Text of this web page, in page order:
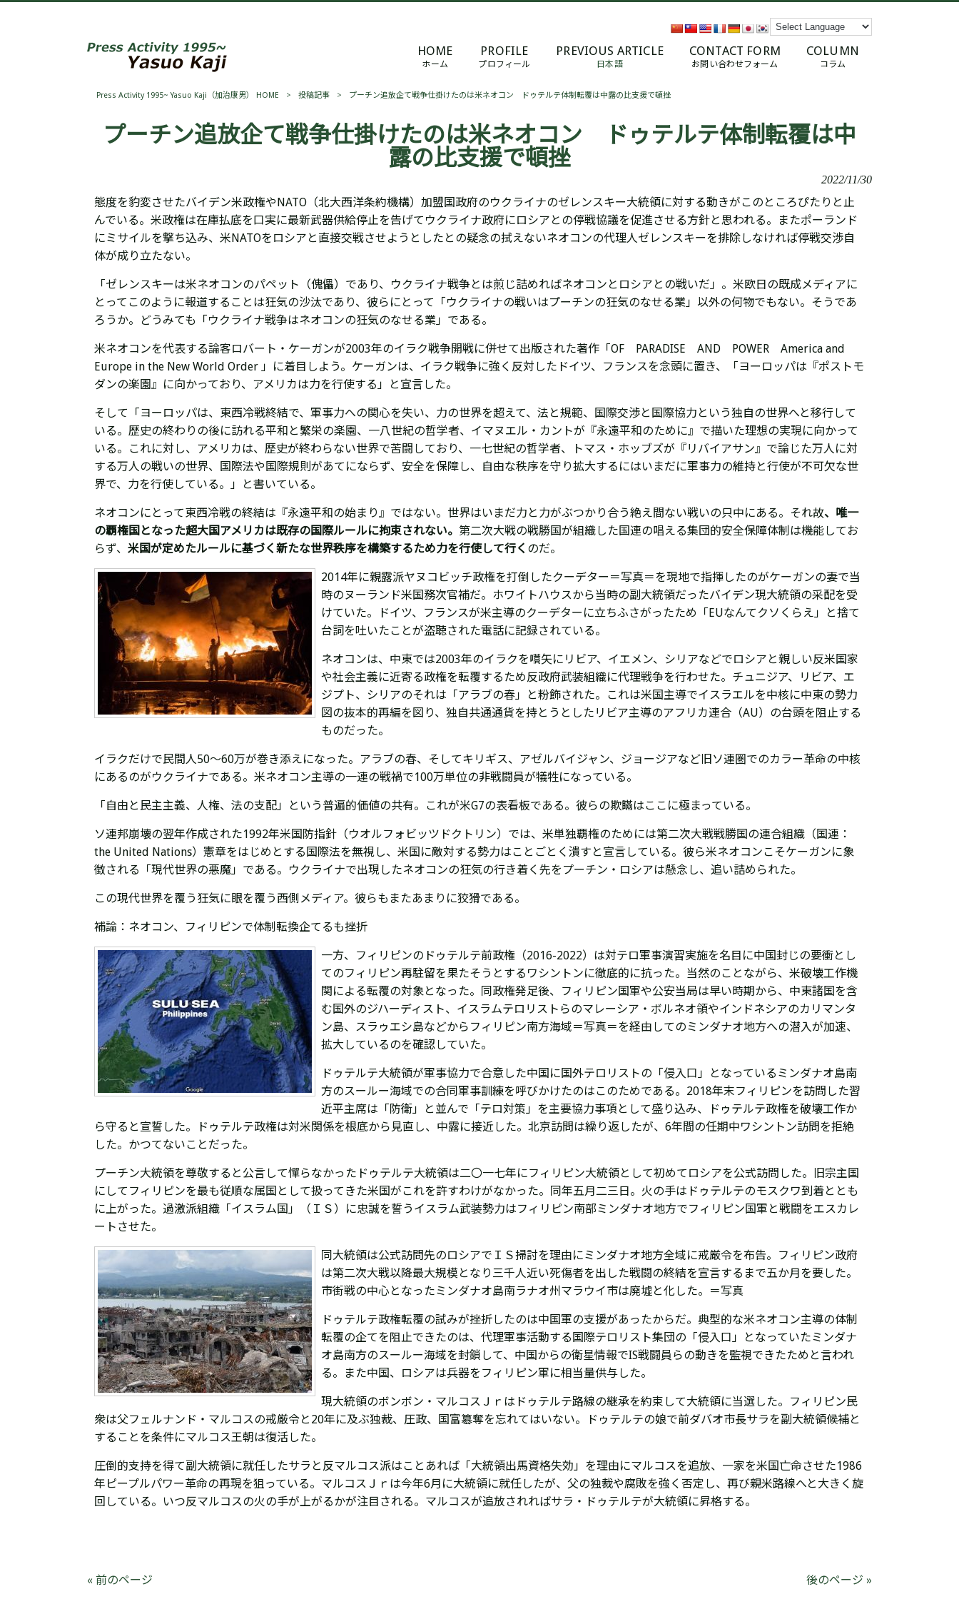
HOME
ホーム
PROFILE
プロフィール
PREVIOUS ARTICLE
日本語
CONTACT FORM
お問い合わせフォーム
COLUMN
コラム
Press Activity 1995~ Yasuo Kaji（加治康男） HOME > 投稿記事 > プーチン追放企て戦争仕掛けたのは米ネオコン ドゥテルテ体制転覆は中露の比支援で頓挫
プーチン追放企て戦争仕掛けたのは米ネオコン ドゥテルテ体制転覆は中
露の比支援で頓挫
2022/11/30
態度を豹変させたバイデン米政権やNATO（北大西洋条約機構）加盟国政府のウクライナのゼレンスキー大統領に対する動きがこのところぴたりと止
んでいる。米政権は在庫払底を口実に最新武器供給停止を告げてウクライナ政府にロシアとの停戦協議を促進させる方針と思われる。またポーランド
にミサイルを撃ち込み、米NATOをロシアと直接交戦させようとしたとの疑念の拭えないネオコンの代理人ゼレンスキーを排除しなければ停戦交渉自
体が成り立たない。
「ゼレンスキーは米ネオコンのパペット（傀儡）であり、
ウクライナ戦争とは煎じ詰めればネオコンとロシアとの戦いだ」。米欧日の既成メディアに
とってこのように報道することは狂気の沙汰であり、彼らにとって「ウクライナの戦いはプーチンの狂気のなせる業」以外の何物でもない。そうであ
ろうか。どうみても
「ウクライナ戦争はネオコンの狂気のなせる業」である。
米ネオコンを代表する論客ロバート・ケーガンが2003年のイラク戦争開戦に併せて出版された著作「OF PARADISE AND POWER America and
Europe in the New World Order 」に着目しよう。 ケーガンは、 イラク戦争に強く反対したドイツ、フランスを念頭に置き、「ヨーロッパは『ポストモ
ダンの楽園』に向かっており、アメリカは力を行使する」と宣言した。
そして「ヨーロッパは、 東西冷戦終結で、軍事力への関心を失い、力の世界を超えて、法と規範、国際交渉と国際協力という独自の世界へと移行して
いる。歴史の終わりの後に訪れる平和と繁栄の楽園、一八世紀の哲学者、イマヌエル・カントが『永遠平和のために』で描いた理想の実現に向かって
いる。これに対し、アメリカは、歴史が終わらない世界で苦闘しており、一七世紀の哲学者、トマス・ホッブズが『リバイアサン』で論じた万人に対
する万人の戦いの世界、国際法や国際規則があてにならず、安全を保障し、自由な秩序を守り拡大するにはいまだに軍事力の維持と行使が不可欠な世
界で、力を行使している。」と書いている。
ネオコンにとって東西冷戦の終結は『永遠平和の始まり』ではない。世界はいまだ力と力がぶつかり合う絶え間ない戦いの只中にある。それ故、唯一
の覇権国となった超大国アメリカは既存の国際ルールに拘束されない。 第二次大戦の戦勝国が組織した国連の唱える集団的安全保障体制は機能してお
らず、 米国が定めたルールに基づく新たな世界秩序を構築するため力を行使して行く のだ。
2014年に親露派ヤヌコビッチ政権を打倒したクーデター＝写真＝を現地で指揮したのがケーガンの妻で当
時のヌーランド米国務次官補だ。 ホワイトハウスから当時の副大統領だったバイデン現大統領の采配を受
けていた。ドイツ、フランスが米主導のクーデターに立ちふさがったため「EUなんてクソくらえ」と捨て
台詞を吐いたことが盗聴された電話に記録されている。
ネオコンは、中東では2003年のイラクを嚆矢にリビア、イエメン、シリアなどでロシアと親しい反米国家
や社会主義に近寄る政権を転覆するため反政府武装組織に代理戦争を行わせた。チュニジア、リビア、エ
ジプト、シリアのそれは「アラブの春」
と粉飾された。これは米国主導でイスラエルを中核に中東の勢力
図の抜本的再編を図り、独自共通通貨を持とうとしたリビア主導のアフリカ連合（AU）の台頭を阻止する
ものだった。
イラクだけで民間人50～60万が巻き添えになった。アラブの春、そしてキリギス、アゼルバイジャン、ジョージアなど旧ソ連圏でのカラー革命の中核
にあるのがウクライナである。米ネオコン主導の一連の戦禍で100万単位の非戦闘員が犠牲になっている。
「自由と民主主義、人権、法の支配」という普遍的価値の共有。これが米G7の表看板である。彼らの欺瞞はここに極まっている。
ソ連邦崩壊の翌年作成された1992年米国防指針（ウオルフォビッツドクトリン）では、 米単独覇権のためには第二次大戦戦勝国の連合組織（国連：
the United Nations）憲章をはじめとする国際法を無視し、米国に敵対する勢力はことごとく潰すと宣言している。彼ら米ネオコンこそケーガンに象
徴される「現代世界の悪魔」である。
ウクライナで出現したネオコンの狂気の行き着く先を プーチン・ロシアは懸念し、 追い詰められた。
この現代世界を覆う狂気に眼を覆う西側メディア。彼らもまたあまりに狡猾である。
補論： ネオコン、 フィリピンで体制転換企てるも挫折
一方、フィリピンのドゥテルテ前政権（2016-2022）は対テロ軍事演習実施を名目に中国封じの要衝とし
てのフィリピン再駐留を果たそうとする ワシントンに徹底的に抗った。当然のことながら、米破壊工作機
関による転覆の対象となった。同政権発足後、フィリピン国軍や公安当局は早い時期から、中東諸国を含
む国外のジハーディスト、イスラムテロリストらのマレーシア・ボルネオ領やインドネシアのカリマンタ
ン島、スラゥエシ島などからフィリピン南方海域＝写真＝を経由してのミンダナオ地方への潜入が加速、
拡大しているのを確認していた。
ドゥテルテ大統領が軍事協力で合意した中国に国外テロリストの「侵入口」となっているミンダナオ島南
方のスールー海域での合同軍事訓練を呼びかけたのはこのためである。2018年末フィリピンを訪問した習
近平主席は 「防衛」と並んで「テロ対策」を主要協力事項として盛り込み、ドゥテルテ政権を破壊工作か
ら守ると宣誓した。ドゥテルテ政権は対米関係を根底から見直し、中露に接近した。北京訪問は繰り返したが、6年間の任期中ワシントン訪問を拒絶
した。かつてないことだった。
プーチン大統領を尊敬すると公言して憚らなかったドゥテルテ大統領は二〇一七年にフィリピン大統領として初めてロシアを公式訪問した。旧宗主国
にしてフィリピンを最も従順な属国として扱ってきた米国がこれを許すわけがなかった。同年五月二三日。火の手は ドゥテルテのモスクワ到着ととも
に上がった。 過激派組織「イスラム国」（ＩＳ）に忠誠を誓うイスラム武装勢力はフィリピン南部ミンダナオ地方でフィリピン国軍と戦闘をエスカレ
ートさせた。
同大統領は公式訪問先のロシアでＩＳ掃討を理由にミンダナオ地方全域に戒厳令を布告。フィリピン政府
は第二次大戦以降最大規模となり三千人近い死傷者を出した戦闘の終結を宣言するまで五か月を要した。
市街戦の中心となったミンダナオ島南ラナオ州マラウイ市は廃墟と化した。＝写真
ドゥテルテ政権転覆の試みが挫折したのは中国軍の支援があったからだ。典型的な米ネオコン主導の体制
転覆の企てを阻止できたのは、代理軍事活動する国際テロリスト集団の「侵入口」となっていたミンダナ
オ島南方のスールー海域を封鎖して、中国からの衛星情報でIS戦闘員らの動きを監視できたためと言われ
る。また中国、ロシアは兵器をフィリピン軍に相当量供与した。
現大統領のボンボン・マルコスＪｒはドゥテルテ路線の継承を約束して大統領に当選した。フィリピン民
衆は父フェルナンド・マルコスの戒厳令と20年に及ぶ独裁、圧政、国富簒奪を忘れてはいない。ドゥテルテの娘で前ダバオ市長サラを副大統領候補と
することを条件にマルコス王朝は復活した。
圧倒的支持を得て副大統領に就任したサラと反マルコス派はことあれば「大統領出馬資格失効」を理由にマルコスを追放、一家を米国亡命させた1986
年ピープルパワー革命の再現を狙っている。マルコスＪｒは今年6月に大統領に就任したが、父の独裁や腐敗を強く否定し、再び親米路線へと大きく旋
回している。いつ反マルコスの火の手が上がるかが注目される。マルコスが追放されればサラ・ドゥテルテが大統領に昇格する。
« 前のページ 後のページ »